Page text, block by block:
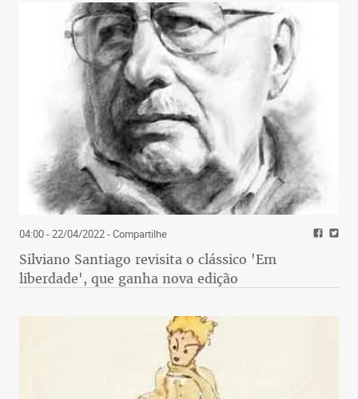
04:00 - 22/04/2022- Compartilhe
Silviano Santiago revisita o clássico 'Em
liberdade', que ganha nova edição